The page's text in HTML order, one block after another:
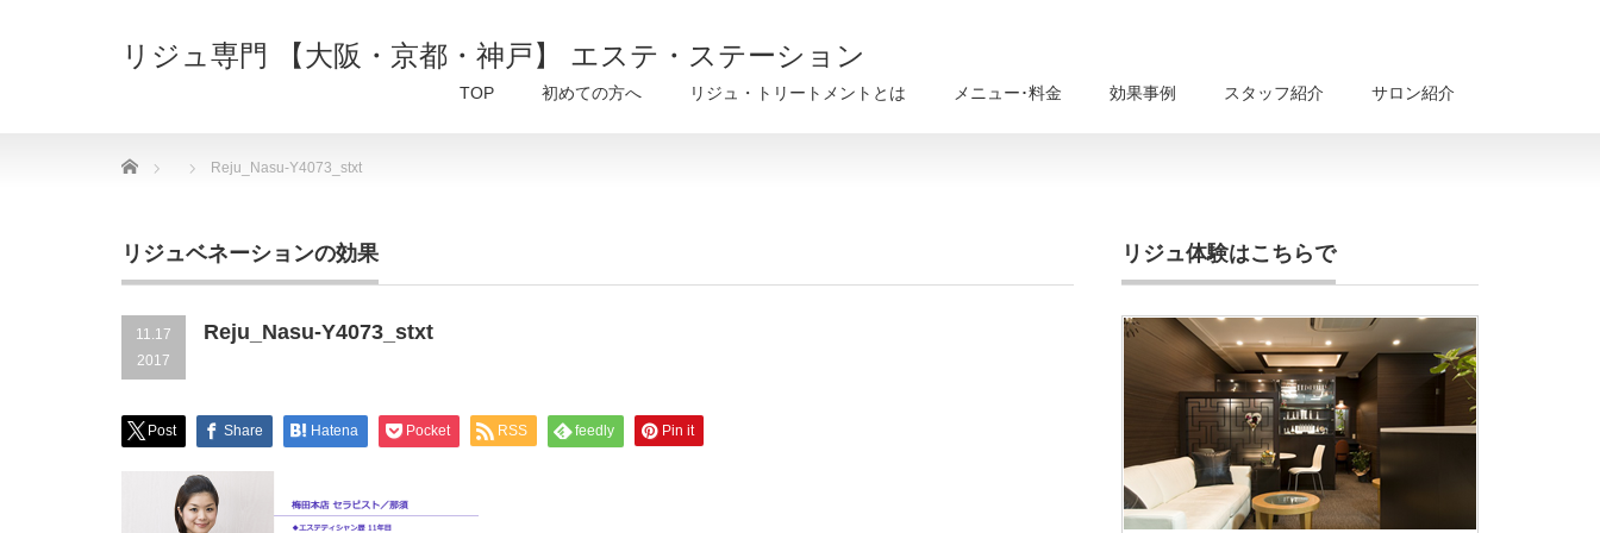
リジュ専門 【大阪・京都・神戸】 エステ・ステーション
TOP 初めての方へ リジュ・トリートメントとは メニュー･料金 効果事例 スタッフ紹介 サロン紹介
Home Reju_Nasu-Y4073_stxt
リジュベネーションの効果
11.17
2017
Reju_Nasu-Y4073_stxt
Post Share Hatena Pocket RSS feedly Pin it
リジュ体験はこちらで